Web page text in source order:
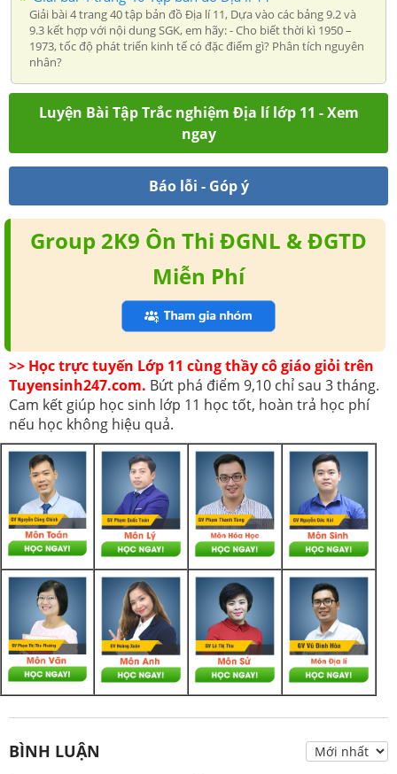
Giải bài 4 trang 40 tập bản đồ Địa lí 11, Dựa vào các bảng 9.2 và
9.3 kết hợp với nội dung SGK, em hãy: - Cho biết thời kì 1950 –
1973, tốc độ phát triển kinh tế có đặc điểm gì? Phân tích nguyên
nhân?
Luyện Bài Tập Trắc nghiệm Địa lí lớp 11 - Xem
ngay
Báo lỗi - Góp ý
Group 2K9 Ôn Thi ĐGNL & ĐGTD
Miễn Phí
>> Học trực tuyến Lớp 11 cùng thầy cô giáo giỏi trên
Tuyensinh247.com. Bứt phá điểm 9,10 chỉ sau 3 tháng.
Cam kết giúp học sinh lớp 11 học tốt, hoàn trả học phí
nếu học không hiệu quả.
BÌNH LUẬN